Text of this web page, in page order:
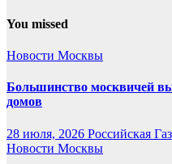
You missed
Новости Москвы
Большинство москвичей
домов
28 июля, 2026 Российская
Новости Москвы